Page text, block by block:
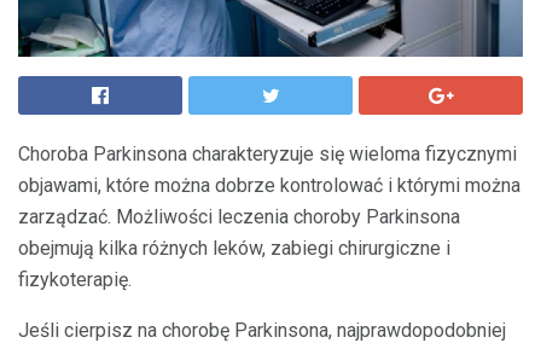
Choroba Parkinsona charakteryzuje się wieloma fizycznymi
objawami, które można dobrze kontrolować i którymi można
zarządzać. Możliwości leczenia choroby Parkinsona
obejmują kilka różnych leków, zabiegi chirurgiczne i
fizykoterapię.
Jeśli cierpisz na chorobę Parkinsona, najprawdopodobniej